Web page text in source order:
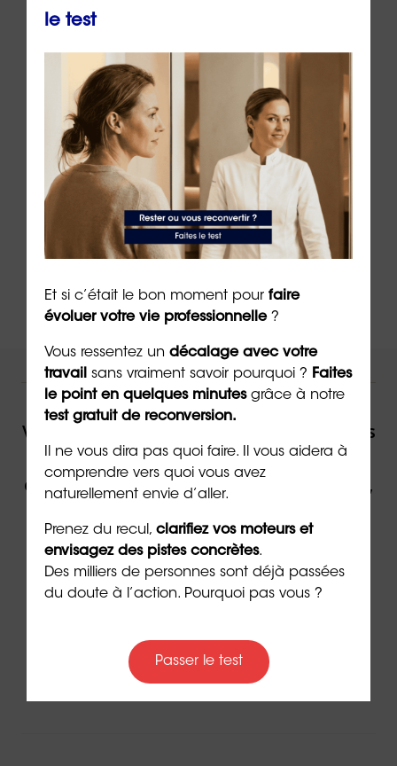
Évaluez gratuitement vos soft skills avec
Harmony
Réservez maintenant votre
programme Skill
Sparket rallumez l’étincelle de votre vie
professionnelle
Procurez-vous «ANIMA», le jeu de cartes des
animaux totems
NOUS VOUS ACCOMPAGNONS !
Vous souhaitez être accompagné(e) dans
votre reconversion ou dans votre
évolution professionnelle par un expert,
Contacter un(e) conseiller(ère)
le formulaire de contacten ligne
Par téléphone au02 43 72 25 88
le test
Et si c’était le bon moment pour faire
évoluer votre vie professionnelle?
Vous ressentez un décalage avec votre
travail sans vraiment savoir pourquoi ? Faites
le point en quelques minutesgrâce à notre
test gratuit de reconversion.
Il ne vous dira pas quoi faire. Il vous aidera à
comprendre vers quoi vous avez
naturellement envie d’aller.
Prenez du recul, clarifiez vos moteurs et
envisagez des pistes concrètes.
Des milliers de personnes sont déjà passées
du doute à l’action. Pourquoi pas vous ?
Passer le test